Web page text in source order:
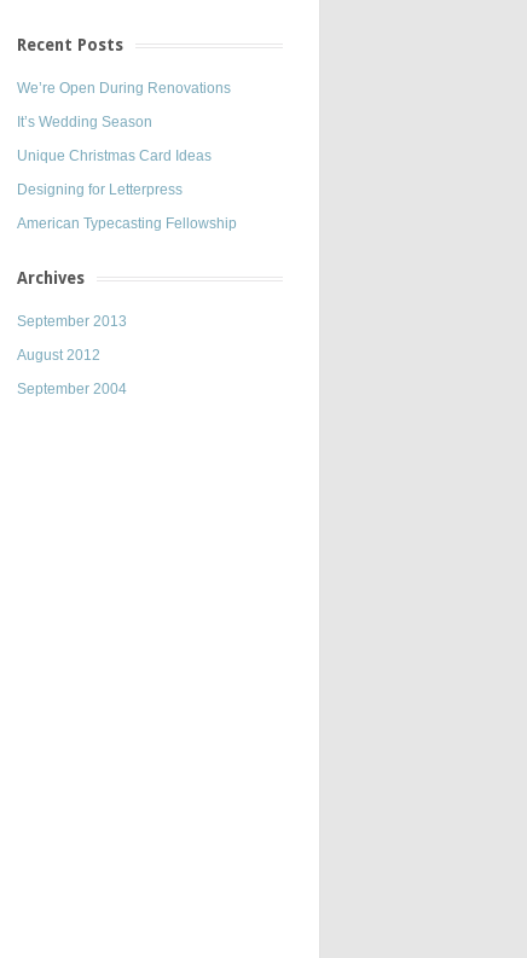
Recent Posts
We’re Open During Renovations
It’s Wedding Season
Unique Christmas Card Ideas
Designing for Letterpress
American Typecasting Fellowship
Archives
September 2013
August 2012
September 2004